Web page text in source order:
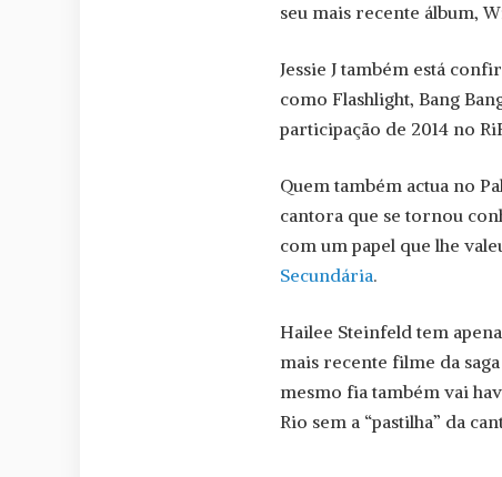
seu mais recente álbum,
Jessie J também está
como Flashlight, Bang
participação de 2014 no
Quem também actua no
cantora que se tornou
com um papel que lhe
Secundária.
Hailee Steinfeld tem
mais recente filme da
mesmo fia também vai
Rio sem a “pastilha” da